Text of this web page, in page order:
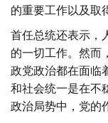
的重要工作以及取
首任总统还表示，
的一切工作。然而
政党政治都在面临
和社会统一是在不
政治局势中，党的